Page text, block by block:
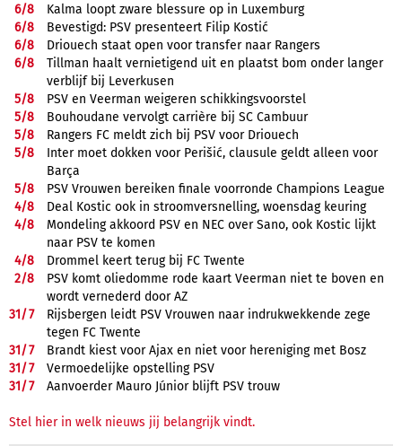
6/8
Kalma loopt zware blessure op in Luxemburg
6/8
Bevestigd: PSV presenteert Filip Kostić
6/8
Driouech staat open voor transfer naar Rangers
6/8
Tillman haalt vernietigend uit en plaatst bom onder langer
verblijf bij Leverkusen
5/8
PSV en Veerman weigeren schikkingsvoorstel
5/8
Bouhoudane vervolgt carrière bij SC Cambuur
5/8
Rangers FC meldt zich bij PSV voor Driouech
5/8
Inter moet dokken voor Perišić, clausule geldt alleen voor
Barça
5/8
PSV Vrouwen bereiken finale voorronde Champions League
4/8
Deal Kostic ook in stroomversnelling, woensdag keuring
4/8
Mondeling akkoord PSV en NEC over Sano, ook Kostic lijkt
naar PSV te komen
4/8
Drommel keert terug bij FC Twente
2/8
PSV komt oliedomme rode kaart Veerman niet te boven en
wordt vernederd door AZ
31/7
Rijsbergen leidt PSV Vrouwen naar indrukwekkende zege
tegen FC Twente
31/7
Brandt kiest voor Ajax en niet voor hereniging met Bosz
31/7
Vermoedelijke opstelling PSV
31/7 Aanvoerder Mauro Júnior blijft PSV trouw
Stel hier in welk nieuws jij belangrijk vindt.